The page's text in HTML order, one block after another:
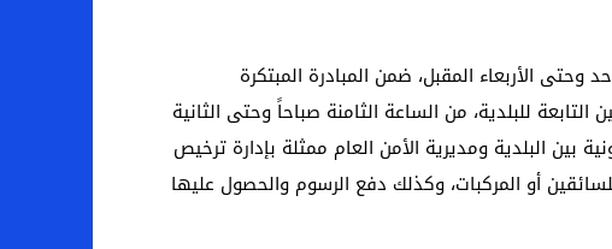
الأربعاء المقبل، ضمن المبادرة المبتكرة
للبلدية، من الساعة الثامنة صباحاً وحتى الثانية
البلدية ومديرية الأمن العام ممثلة بإدارة ترخيص
أو المركبات، وكذلك دفع الرسوم والحصول عليها